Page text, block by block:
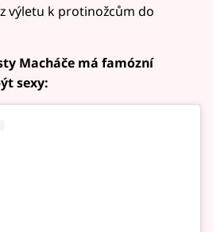
výletu k protinožcům do
Macháče má famózní
sexy: